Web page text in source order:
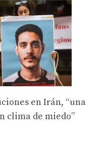
en Irán, “una
clima de miedo”